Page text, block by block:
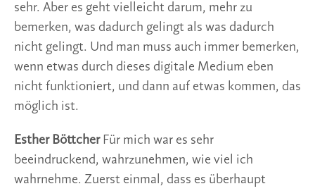
sehr. Aber es geht vielleicht darum, mehr zu
bemerken, was dadurch gelingt als was dadurch
nicht gelingt. Und man muss auch immer bemerken,
wenn etwas durch dieses digitale Medium eben
nicht funktioniert, und dann auf etwas kommen, das
möglich ist.
Esther BöttcherFür mich war es sehr
beeindruckend, wahrzunehmen, wie viel ich
wahrnehme. Zuerst einmal, dass es überhaupt